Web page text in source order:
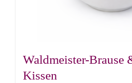
auf
werden
Waldmeister-Brause
Kissen